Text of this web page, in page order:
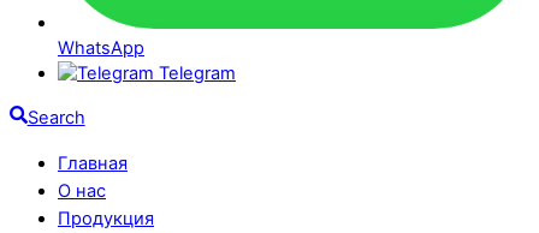
WhatsApp
Telegram
Search
Главная
О нас
Продукция